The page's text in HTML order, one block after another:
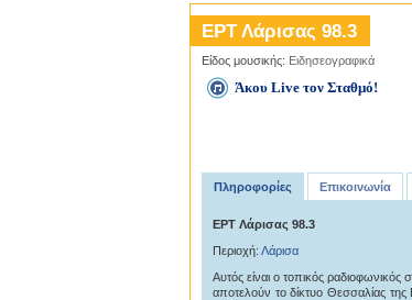
ΕΡΤ Λάρισας 98.3
Είδος μουσικής: Ειδησεογραφικά
Άκου Live τον Σταθμό!
Πληροφορίες Επικοινωνία
ΕΡΤ Λάρισας 98.3
Περιοχή: Λάρισα
Αυτός είναι ο τοπικός
αποτελούν το δίκτυο Θεσσαλίας